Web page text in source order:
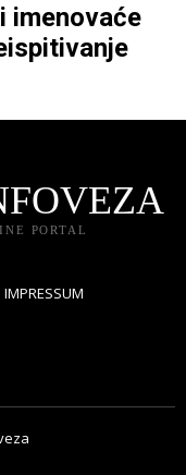
imenovaće
PORTAL
IMPRESSUM